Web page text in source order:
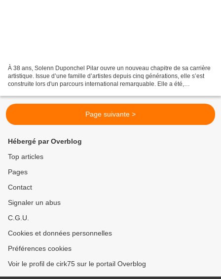
À 38 ans, Solenn Duponchel Pilar ouvre un nouveau chapitre de sa carrière
artistique. Issue d’une famille d’artistes depuis cinq générations, elle s’est
construite lors d'un parcours international remarquable. Elle a été,
Page suivante >
Hébergé par Overblog
Top articles
Pages
Contact
Signaler un abus
C.G.U.
Cookies et données personnelles
Préférences cookies
Voir le profil de cirk75 sur le portail Overblog